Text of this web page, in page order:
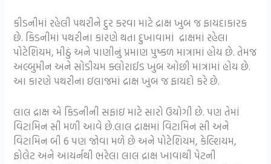
કીડનીમાં રહેલી પથરીને દુર કરવા માટે દ્રાક્ષ ખુબ જ ફાયદાકારક
છે. કિડનીમાં પથરીના કારણે થતા દુખાવામાં દ્રાક્ષમાં રહેલા
પોટેશિયમ, મીઠું અને પાણીનું પ્રમાણ પુષ્કળ માત્રામાં હોય છે. તેમજ
અલ્બુમીન અને સોડીયમ ક્લોરાઈડ ખુબ ઓછી માત્રામાં હોય છે.
આ કારણે પથરીના ઇલાજમાં દ્રાક્ષ ખુબ જ ફાયદો કરે છે.
લાલ દ્રાક્ષ એ કિડનીની સફાઇ માટે સારો ઉયોગી છે. પણ તેમાં
વિટામિન સી મળી આવે છે.લાલ દ્રાક્ષમાં વિટામિન સી અને
વિટામિન બી 6 પણ જોવા મળે છે અને પોટેશિયમ, કેલ્શિયમ,
ફોલેટ અને આયર્નથી ભરેલા લાલ દ્રાક્ષ ખાવાથી પેટની